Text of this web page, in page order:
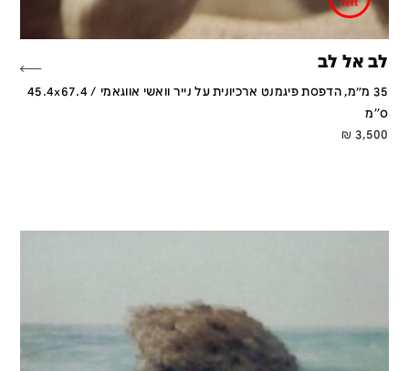
לב אל לב
35 מ״מ, הדפסת פיגמנט ארכיונית על נייר וואשי אווגאמי / 45.4x67.4
ס''מ
3,500
₪